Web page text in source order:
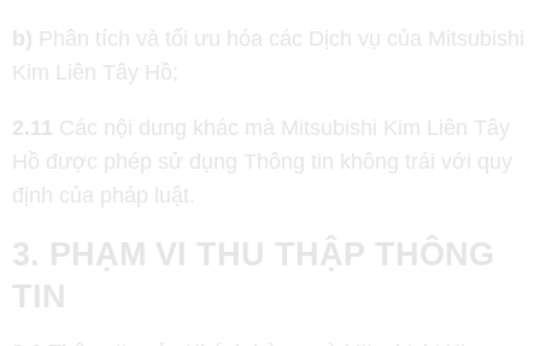
b) Phân tích và tối ưu hóa các Dịch vụ của Mitsubishi
Kim Liên Tây Hồ;
2.11 Các nội dung khác mà Mitsubishi Kim Liên Tây
Hồ được phép sử dụng Thông tin không trái với quy
định của pháp luật.
3. PHẠM VI THU THẬP THÔNG
TIN